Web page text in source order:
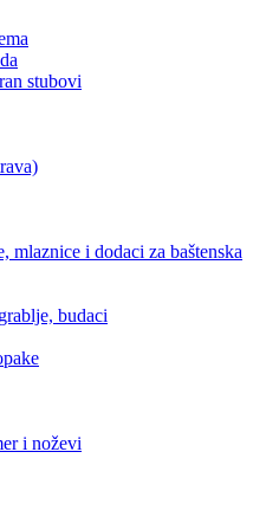
stubovi
mlaznice i dodaci za baštenska
budaci
i noževi